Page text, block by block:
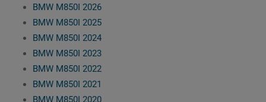
BMW M850I 2026
BMW M850I 2025
BMW M850I 2024
BMW M850I 2023
BMW M850I 2022
BMW M850I 2021
BMW M850I 2020